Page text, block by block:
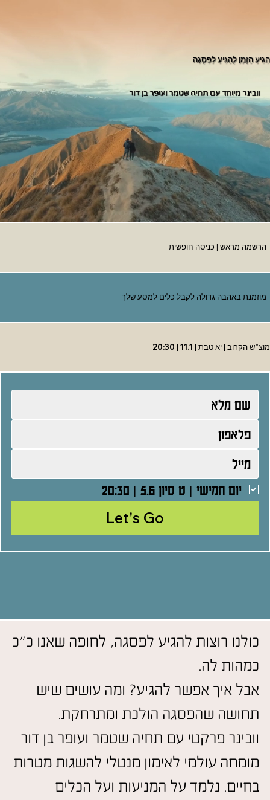
הִגִּיעַ הַזְּמַן לְהַגִּיעַ לַפִּסְגָּה
וובינר מיוחד עם תחיה שטמר ועופר בן דור
הרשמה מראש | כניסה חופשית
מוזמנת באהבה גדולה לקבל כלים למסע שלך
מוצ"ש הקרוב | יא טבת | 11.1 | 20:30
יום חמישי | ט סיון 5.6 | 20:30
Let's Go
כולנו רוצות להגיע לפסגה, לחופה שאנו כ"כ
כמהות לה.
אבל איך אפשר להגיע? ומה עושים שיש
תחושה שהפסגה הולכת ומתרחקת.
וובינר פרקטי עם תחיה שטמר ועופר בן דור
מומחה עולמי לאימון מנטלי להשגות מטרות
בחיים. נלמד על המניעות ועל הכלים